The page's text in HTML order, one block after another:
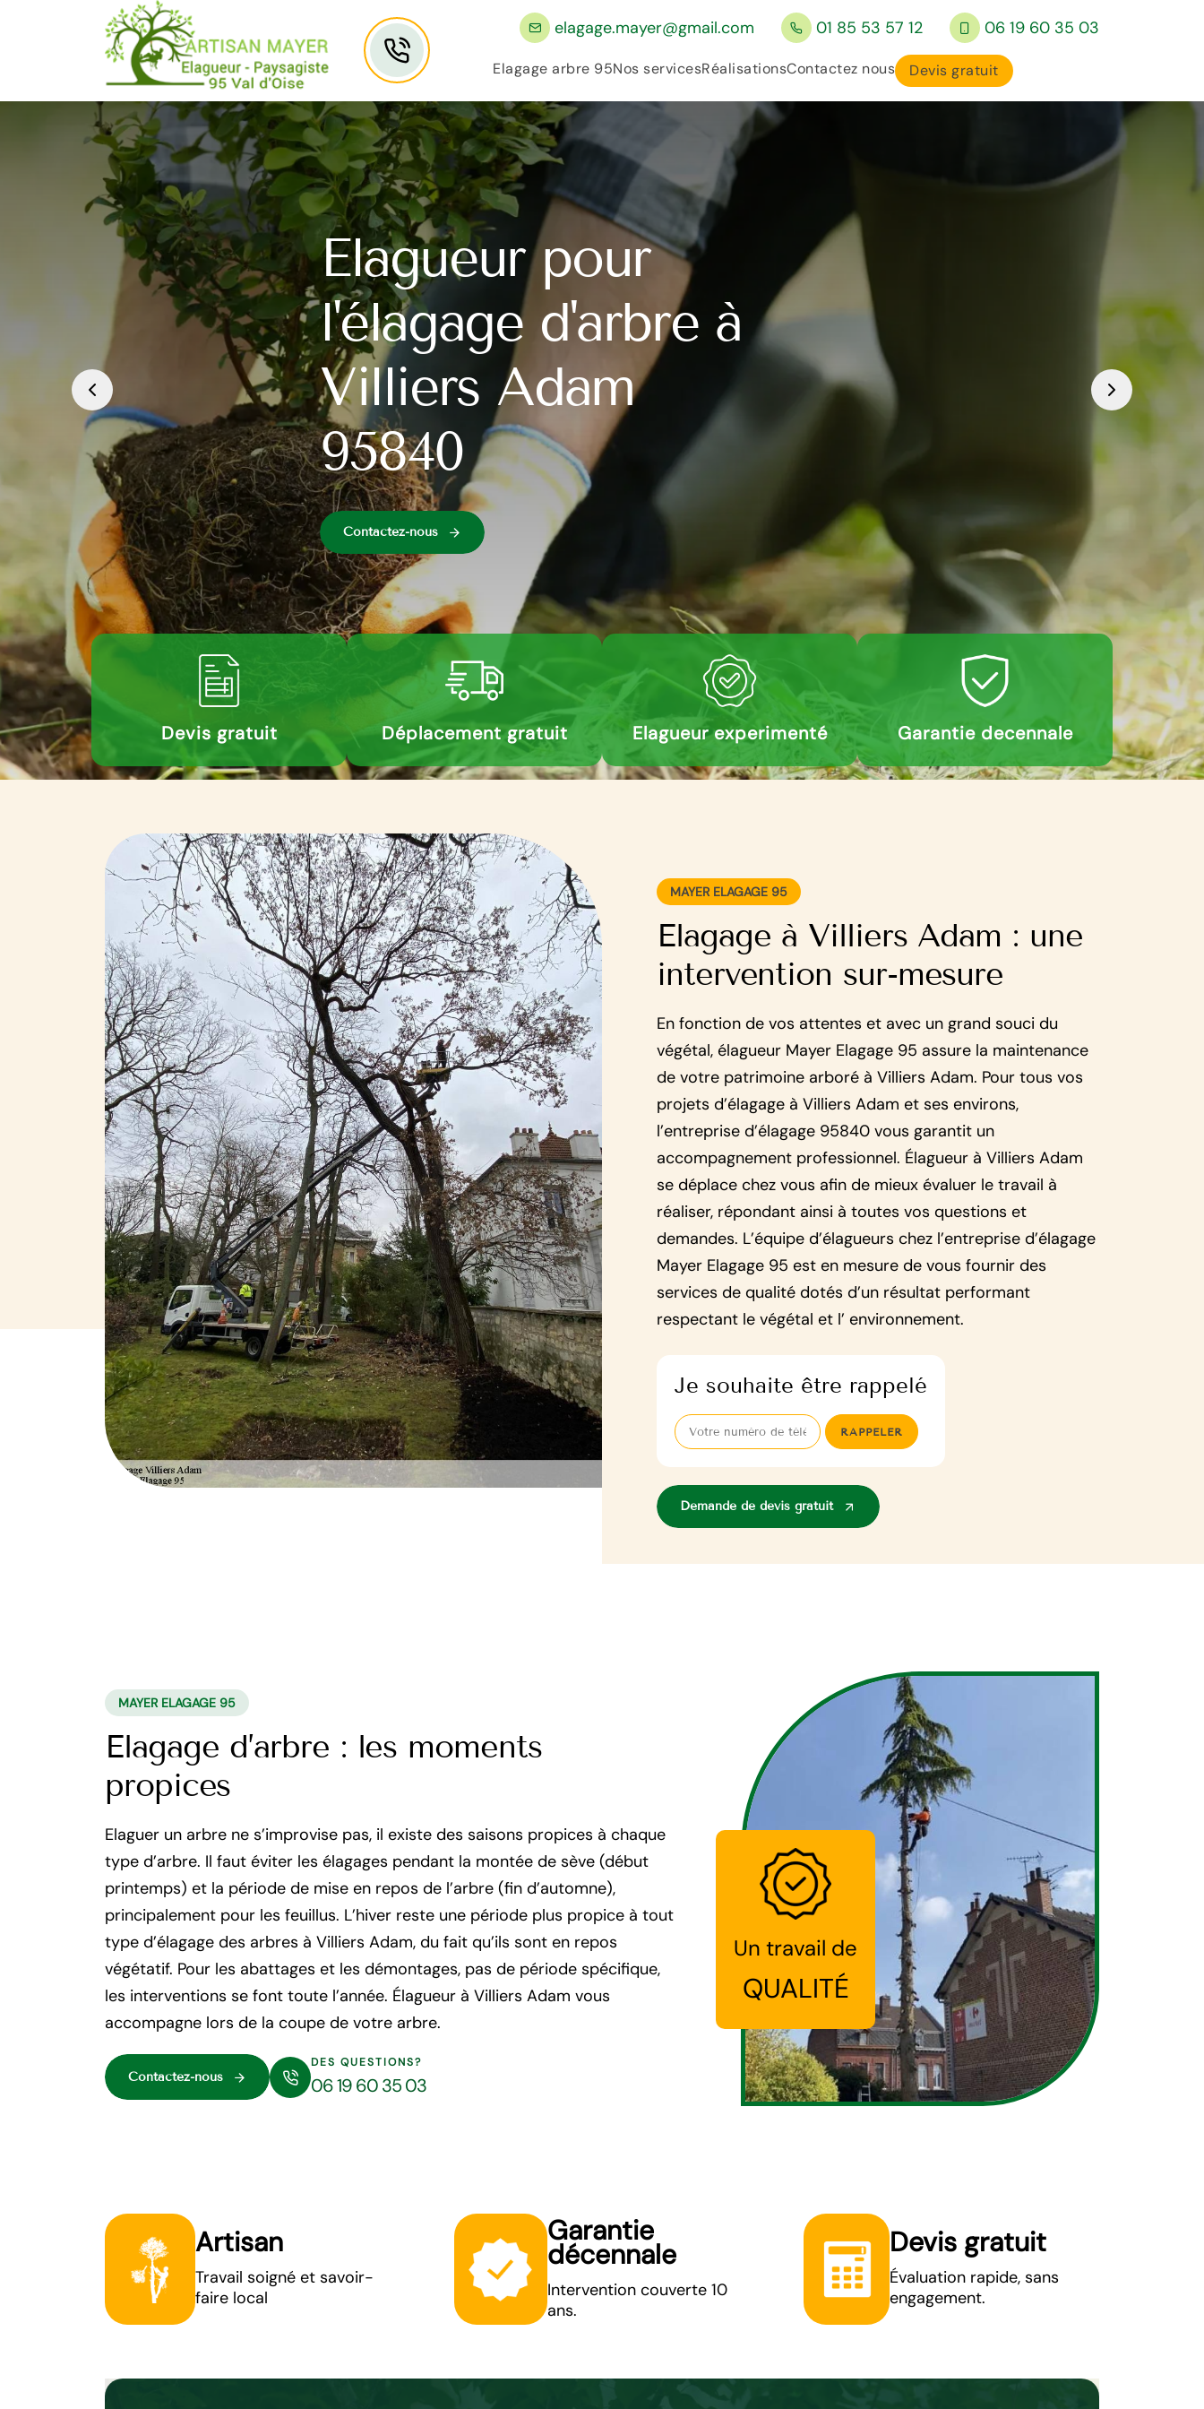
elagage.mayer@gmail.com 01 85 53 57 12 06 19 60 35 03
Elagage arbre 95Nos servicesRéalisationsContactez nous Devis gratuit
Elagueur pour
l'élagage d'arbre à
Villiers Adam
95840
Contactez-nous
Devis gratuit Déplacement gratuit Elagueur experimenté Garantie decennale
MAYER ELAGAGE 95
Elagage à Villiers Adam : une
intervention sur-mesure
En fonction de vos attentes et avec un grand souci du
végétal, élagueur Mayer Elagage 95 assure la maintenance
de votre patrimoine arboré à Villiers Adam. Pour tous vos
projets d’élagage à Villiers Adam et ses environs,
l’entreprise d’élagage 95840 vous garantit un
accompagnement professionnel. Élagueur à Villiers Adam
se déplace chez vous afin de mieux évaluer le travail à
réaliser, répondant ainsi à toutes vos questions et
demandes. L’équipe d’élagueurs chez l’entreprise d’élagage
Mayer Elagage 95 est en mesure de vous fournir des
services de qualité dotés d’un résultat performant
respectant le végétal et l’ environnement.
Je souhaite être rappelé
Demande de devis gratuit
MAYER ELAGAGE 95
Elagage d’arbre : les moments
propices
Elaguer un arbre ne s’improvise pas, il existe des saisons propices à chaque
type d’arbre. Il faut éviter les élagages pendant la montée de sève (début
printemps) et la période de mise en repos de l’arbre (fin d’automne),
principalement pour les feuillus. L’hiver reste une période plus propice à tout
type d’élagage des arbres à Villiers Adam, du fait qu’ils sont en repos
végétatif. Pour les abattages et les démontages, pas de période spécifique,
les interventions se font toute l’année. Élagueur à Villiers Adam vous
accompagne lors de la coupe de votre arbre.
Contactez-nous
DES QUESTIONS?
06 19 60 35 03
Un travail de
QUALITÉ
Artisan
Travail soigné et savoir-
faire local
Garantie
décennale
Intervention couverte 10
ans.
Devis gratuit
Évaluation rapide, sans
engagement.